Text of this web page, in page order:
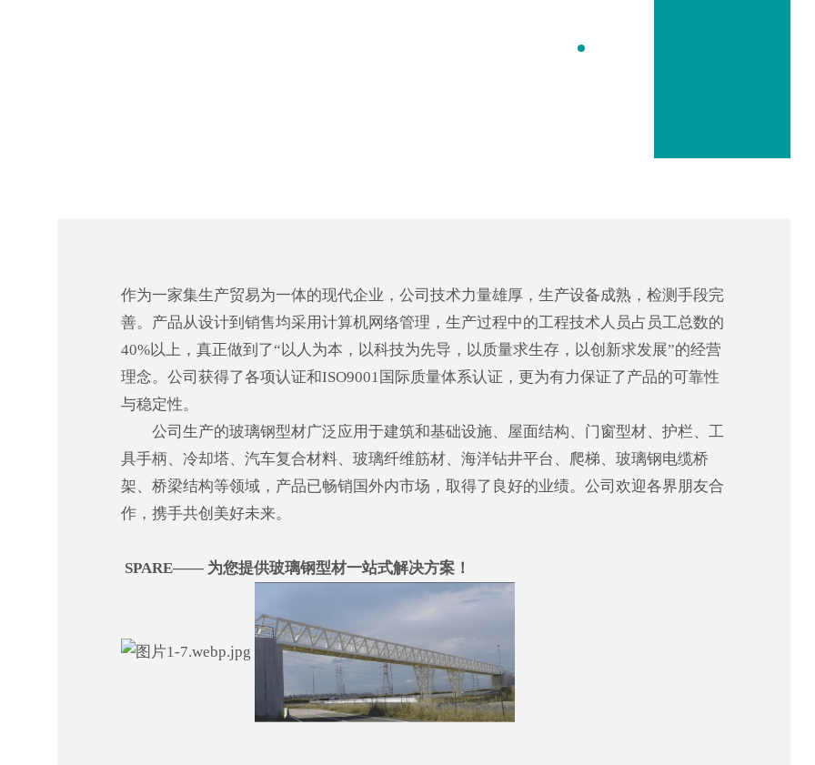
作为一家集生产贸易为一体的现代企业，公司技术力量雄厚，生产设备成熟，检测手段完
善。产品从设计到销售均采用计算机网络管理，生产过程中的工程技术人员占员工总数的
40%以上，真正做到了“以人为本，以科技为先导，以质量求生存，以创新求发展”的经营
理念。公司获得了各项认证和ISO9001国际质量体系认证，更为有力保证了产品的可靠性
与稳定性。
公司生产的玻璃钢型材广泛应用于建筑和基础设施、屋面结构、门窗型材、护栏、工
具手柄、冷却塔、汽车复合材料、玻璃纤维筋材、海洋钻井平台、爬梯、玻璃钢电缆桥
架、桥梁结构等领域，产品已畅销国外内市场，取得了良好的业绩。公司欢迎各界朋友合
作，携手共创美好未来。
SPARE—— 为您提供玻璃钢型材一站式解决方案！